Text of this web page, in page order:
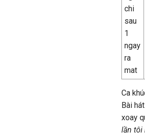
Ca
Bài
xoay
lần tôi